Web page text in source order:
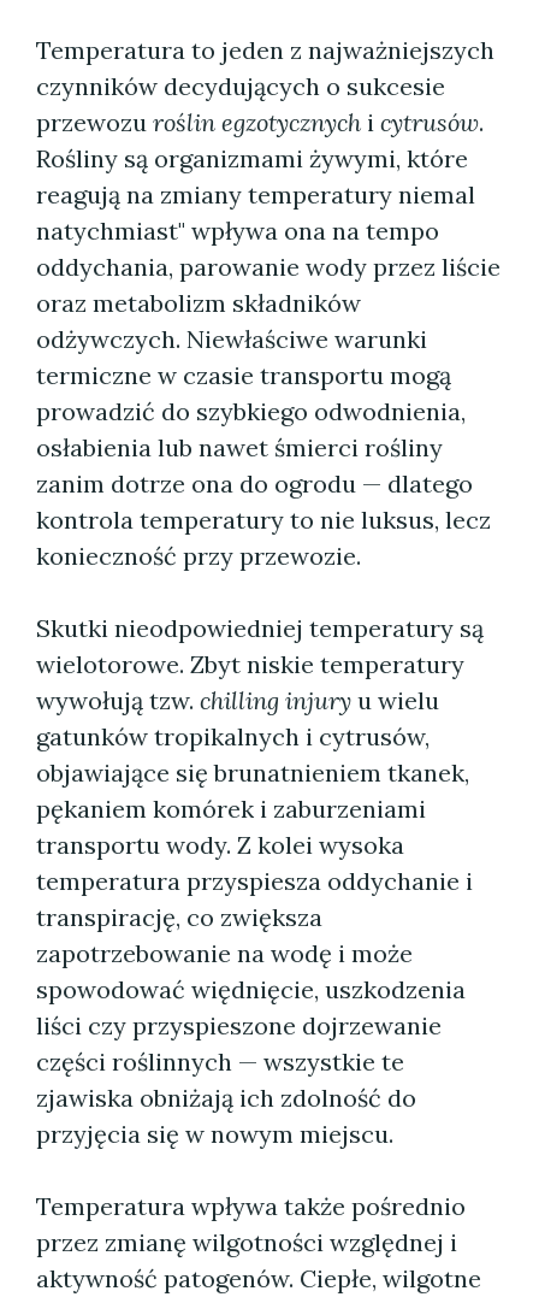
Temperatura to jeden z najważniejszych
czynników decydujących o sukcesie
przewozu roślin egzotycznych i cytrusów.
Rośliny są organizmami żywymi, które
reagują na zmiany temperatury niemal
natychmiast" wpływa ona na tempo
oddychania, parowanie wody przez liście
oraz metabolizm składników
odżywczych. Niewłaściwe warunki
termiczne w czasie transportu mogą
prowadzić do szybkiego odwodnienia,
osłabienia lub nawet śmierci rośliny
zanim dotrze ona do ogrodu — dlatego
kontrola temperatury to nie luksus, lecz
konieczność przy przewozie.
Skutki nieodpowiedniej temperatury są
wielotorowe. Zbyt niskie temperatury
wywołują tzw. chilling injury u wielu
gatunków tropikalnych i cytrusów,
objawiające się brunatnieniem tkanek,
pękaniem komórek i zaburzeniami
transportu wody. Z kolei wysoka
temperatura przyspiesza oddychanie i
transpirację, co zwiększa
zapotrzebowanie na wodę i może
spowodować więdnięcie, uszkodzenia
liści czy przyspieszone dojrzewanie
części roślinnych — wszystkie te
zjawiska obniżają ich zdolność do
przyjęcia się w nowym miejscu.
Temperatura wpływa także pośrednio
przez zmianę wilgotności względnej i
aktywność patogenów. Ciepłe, wilgotne